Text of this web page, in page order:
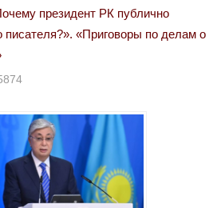
президент РК публично
писателя?». «Приговоры по делам о